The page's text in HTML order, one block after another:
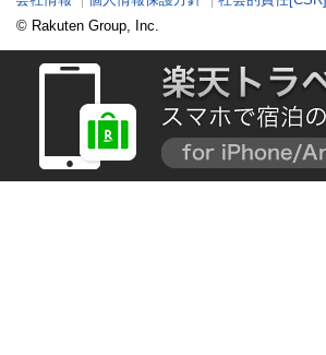
© Rakuten Group, Inc.